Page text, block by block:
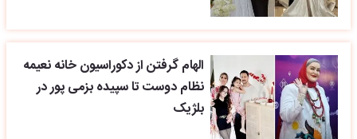
الهام گرفتن از دکوراسیون خانه نعیمه
نظام دوست تا سپیده بزمی پور در
بلژیک